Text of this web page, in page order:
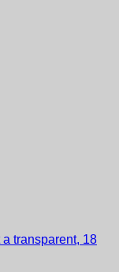
transparent, 18